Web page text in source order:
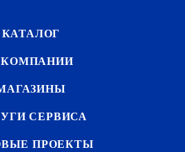
КАТАЛОГ
КОМПАНИИ
СЕРВИСА
ПРОЕКТЫ